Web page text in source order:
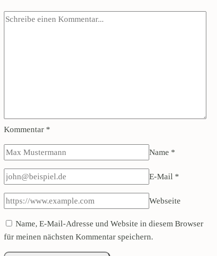
Kommentar *
Name *
E-Mail *
Webseite
Name, E-Mail-Adresse und Website in diesem Browser
für meinen nächsten Kommentar speichern.